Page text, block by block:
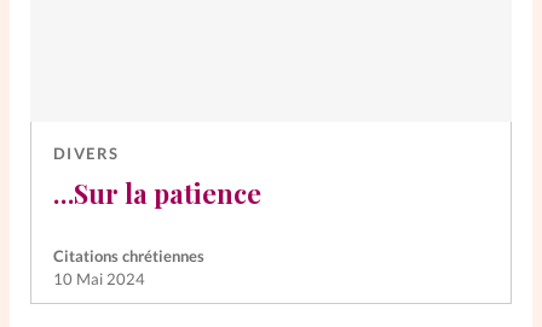
DIVERS
…Sur la patience
Citations chrétiennes
10 Mai 2024